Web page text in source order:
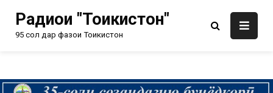
Радиои "Тоҷикистон"
95 сол дар фазои Тоҷикистон